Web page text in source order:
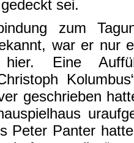
sei.
zum
war er nur
Eine
geschrieben
Peter Panter